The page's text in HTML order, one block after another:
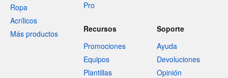
Ropa
Acrílicos
Más productos
Pro
Recursos
Promociones
Equipos
Plantillas
Soporte
Ayuda
Devoluciones
Opinión